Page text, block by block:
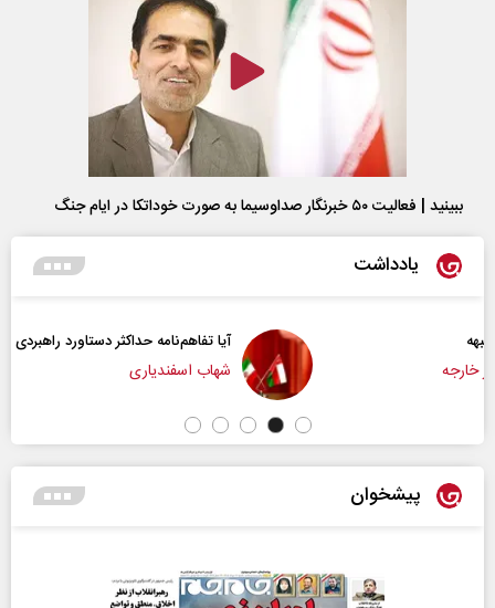
ببینید | فعالیت ۵۰ خبرنگار صداوسیما به صورت خوداتکا در ایام جنگ
یادداشت
آیا تفاهم‌نامه حداکثر دستاورد راهبردی ایران بود؟
شهاب اسفندیاری
پیشخوان